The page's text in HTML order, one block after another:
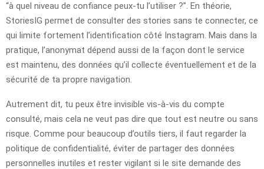
“à quel niveau de confiance peux-tu l’utiliser ?”. En théorie,
StoriesIG permet de consulter des stories sans te connecter, ce
qui limite fortement l’identification côté Instagram. Mais dans la
pratique, l’anonymat dépend aussi de la façon dont le service
est maintenu, des données qu’il collecte éventuellement et de la
sécurité de ta propre navigation.
Autrement dit, tu peux être invisible vis-à-vis du compte
consulté, mais cela ne veut pas dire que tout est neutre ou sans
risque. Comme pour beaucoup d’outils tiers, il faut regarder la
politique de confidentialité, éviter de partager des données
personnelles inutiles et rester vigilant si le site demande des